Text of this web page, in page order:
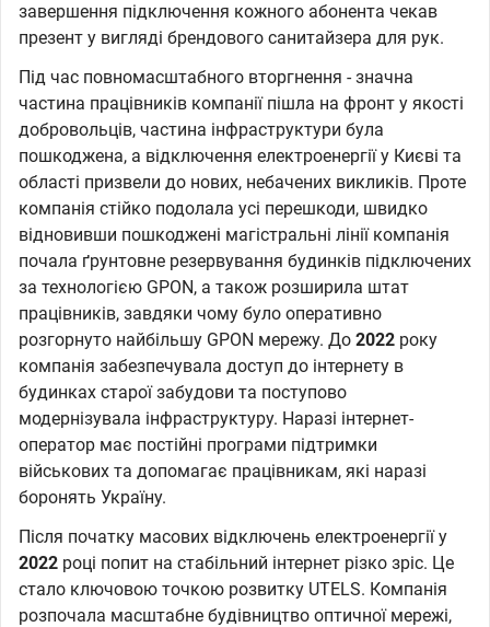
завершення підключення кожного абонента чекав
презент у вигляді брендового санитайзера для рук.
Під час повномасштабного вторгнення - значна
частина працівників компанії пішла на фронт у якості
добровольців, частина інфраструктури була
пошкоджена, а відключення електроенергії у Києві та
області призвели до нових, небачених викликів. Проте
компанія стійко подолала усі перешкоди, швидко
відновивши пошкоджені магістральні лінії компанія
почала ґрунтовне резервування будинків підключених
за технологією GPON, а також розширила штат
працівників, завдяки чому було оперативно
розгорнуто найбільшу GPON мережу. До 2022 року
компанія забезпечувала доступ до інтернету в
будинках старої забудови та поступово
модернізувала інфраструктуру. Наразі інтернет-
оператор має постійні програми підтримки
військових та допомагає працівникам, які наразі
боронять Україну.
Після початку масових відключень електроенергії у
2022 році попит на стабільний інтернет різко зріс. Це
стало ключовою точкою розвитку UTELS. Компанія
розпочала масштабне будівництво оптичної мережі,